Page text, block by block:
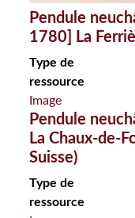
Pendule
1780] La
Type de
ressource
Image
Pendule
La Chaux-de-
Suisse)
Type de
ressource